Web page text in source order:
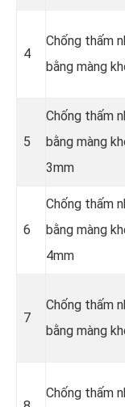
4
Chống thấm
bằng màng
5
Chống thấm
bằng màng
3mm
6
Chống thấm
bằng màng
4mm
7
Chống thấm
bằng màng
Chống thấm